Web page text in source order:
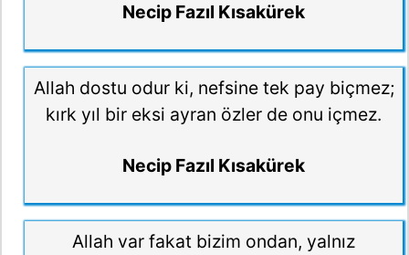
Necip Fazıl Kısakürek
Allah dostu odur ki, nefsine tek pay biçmez;
kırk yıl bir eksi ayran özler de onu içmez.
Necip Fazıl Kısakürek
Allah var fakat bizim ondan, yalnız